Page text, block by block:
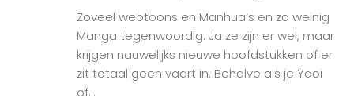
Zoveel webtoons en Manhua’s en zo weinig
Manga tegenwoordig. Ja ze zijn er wel, maar
krijgen nauwelijks nieuwe hoofdstukken of er
zit totaal geen vaart in. Behalve als je Yaoi
of...